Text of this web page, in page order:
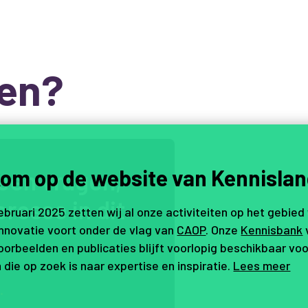
envragen,
resse indit
op de website van
2025 zetten wij al onze activiteiten op het gebied
voort onder de vlag van CAOP. Onze Kennisbank
en publicaties blijft voorlopig beschikbaar
die op zoek is naar expertise en inspiratie. Lees meer